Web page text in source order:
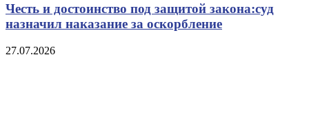
Честь и достоинство под защитой закона:суд
назначил наказание за оскорбление
27.07.2026